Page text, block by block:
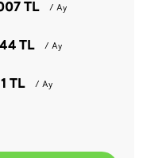
TL / Ay
TL / Ay
TL / Ay